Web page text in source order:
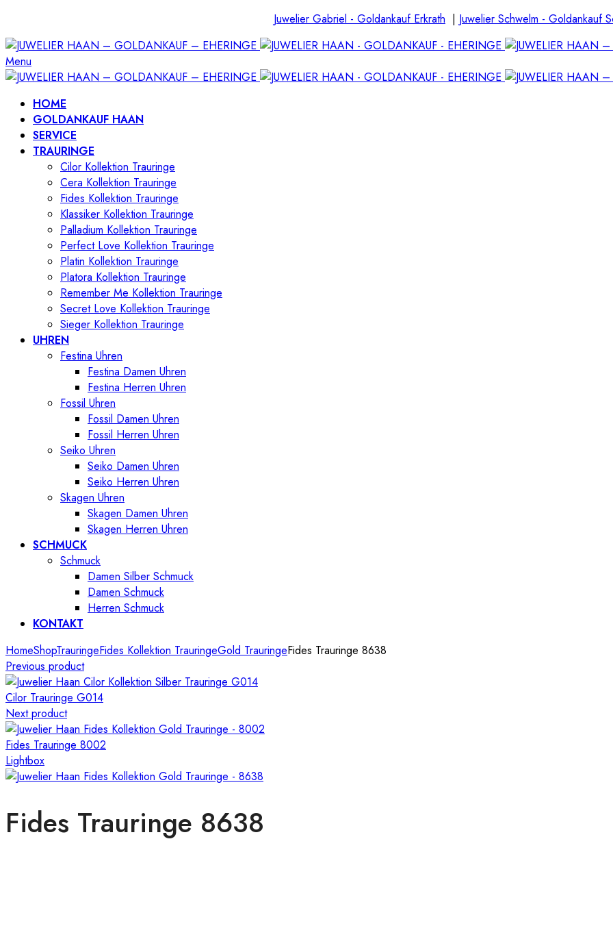
Juwelier Gabriel - Goldankauf Erkrath | Juwelier Schwelm - Goldankauf
Menu
HOME
GOLDANKAUF HAAN
SERVICE
TRAURINGE
Cilor Kollektion Trauringe
Cera Kollektion Trauringe
Fides Kollektion Trauringe
Klassiker Kollektion Trauringe
Palladium Kollektion Trauringe
Perfect Love Kollektion Trauringe
Platin Kollektion Trauringe
Platora Kollektion Trauringe
Remember Me Kollektion Trauringe
Secret Love Kollektion Trauringe
Sieger Kollektion Trauringe
UHREN
Festina Uhren
Festina Damen Uhren
Festina Herren Uhren
Fossil Uhren
Fossil Damen Uhren
Fossil Herren Uhren
Seiko Uhren
Seiko Damen Uhren
Seiko Herren Uhren
Skagen Uhren
Skagen Damen Uhren
Skagen Herren Uhren
SCHMUCK
Schmuck
Damen Silber Schmuck
Damen Schmuck
Herren Schmuck
KONTAKT
HomeShopTrauringeFides Kollektion TrauringeGold TrauringeFides Trauringe 8638
Previous product
Cilor Trauringe G014
Next product
Fides Trauringe 8002
Lightbox
Fides Trauringe 8638